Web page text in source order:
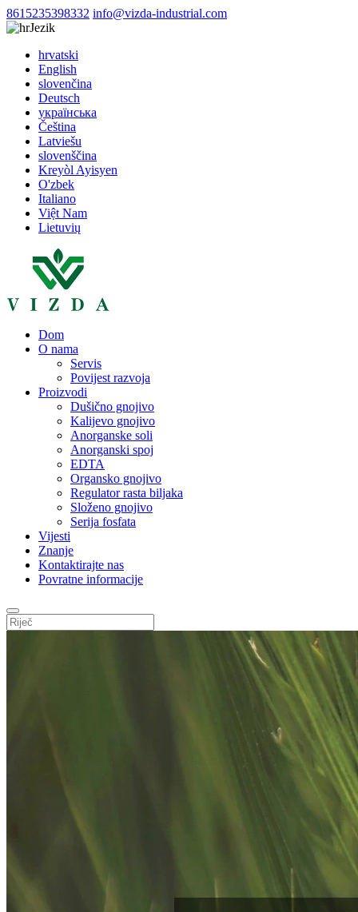
8615235398332 info@vizda-industrial.com
Jezik
hrvatski
English
slovenčina
Deutsch
українська
Čeština
Latviešu
slovenščina
Kreyòl Ayisyen
O'zbek
Italiano
Việt Nam
Lietuvių
Dom
O nama
Servis
Povijest razvoja
Proizvodi
Dušično gnojivo
Kalijevo gnojivo
Anorganske soli
Anorganski spoj
EDTA
Organsko gnojivo
Regulator rasta biljaka
Složeno gnojivo
Serija fosfata
Vijesti
Znanje
Kontaktirajte nas
Povratne informacije